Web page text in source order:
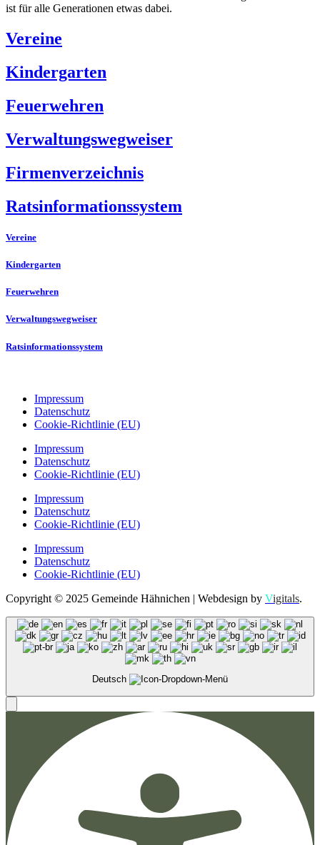
ist für alle Generationen etwas dabei.
Vereine
Kindergarten
Feuerwehren
Verwaltungswegweiser
Firmenverzeichnis
Ratsinformationssystem
Vereine
Kindergarten
Feuerwehren
Verwaltungswegweiser
Ratsinformationssystem
Impressum
Datenschutz
Cookie-Richtlinie (EU)
Impressum
Datenschutz
Cookie-Richtlinie (EU)
Impressum
Datenschutz
Cookie-Richtlinie (EU)
Impressum
Datenschutz
Cookie-Richtlinie (EU)
Copyright © 2025 Gemeinde Hähnichen | Webdesign by Vigitals.
Deutsch